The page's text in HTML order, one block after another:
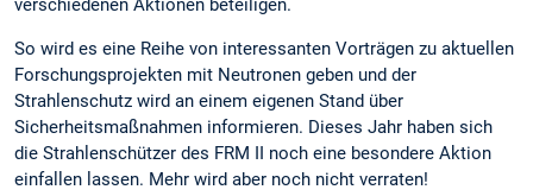
verschiedenen Aktionen beteiligen.
So wird es eine Reihe von interessanten Vorträgen zu aktuellen
Forschungsprojekten mit Neutronen geben und der
Strahlenschutz wird an einem eigenen Stand über
Sicherheitsmaßnahmen informieren. Dieses Jahr haben sich
die Strahlenschützer des FRM II noch eine besondere Aktion
einfallen lassen. Mehr wird aber noch nicht verraten!